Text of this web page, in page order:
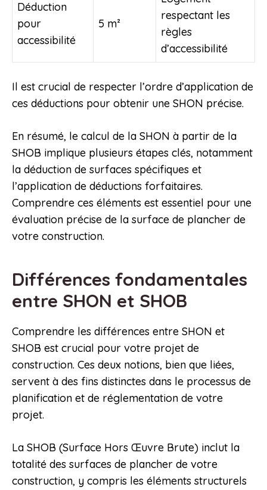
Déduction
pour
accessibilité
5 m²
respectant les
règles
d’accessibilité
Il est crucial de respecter l’ordre d’application de
ces déductions pour obtenir une SHON précise.
En résumé, le calcul de la SHON à partir de la
SHOB implique plusieurs étapes clés, notamment
la déduction de surfaces spécifiques et
l’application de déductions forfaitaires.
Comprendre ces éléments est essentiel pour une
évaluation précise de la surface de plancher de
votre construction.
Différences fondamentales
entre SHON et SHOB
Comprendre les différences entre SHON et
SHOB est crucial pour votre projet de
construction. Ces deux notions, bien que liées,
servent à des fins distinctes dans le processus de
planification et de réglementation de votre
projet.
La SHOB (Surface Hors Œuvre Brute) inclut la
totalité des surfaces de plancher de votre
construction, y compris les éléments structurels